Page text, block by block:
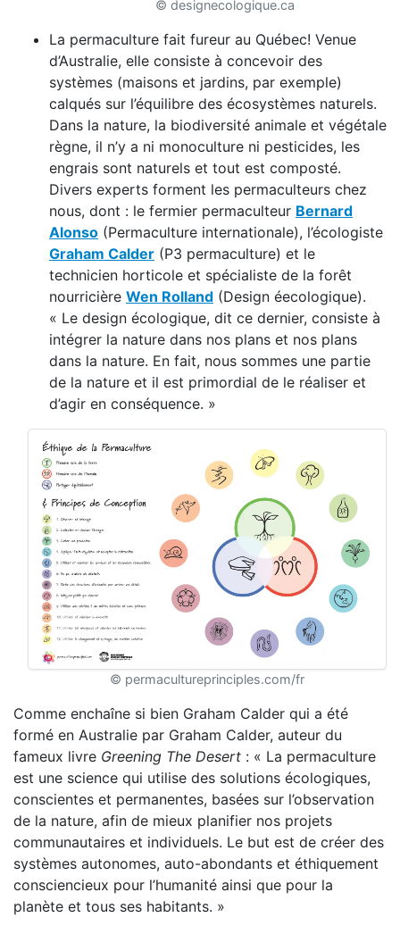
© designecologique.ca
La permaculture fait fureur au Québec! Venue
d’Australie, elle consiste à concevoir des
systèmes (maisons et jardins, par exemple)
calqués sur l’équilibre des écosystèmes naturels.
Dans la nature, la biodiversité animale et végétale
règne, il n’y a ni monoculture ni pesticides, les
engrais sont naturels et tout est composté.
Divers experts forment les permaculteurs chez
nous, dont : le fermier permaculteur Bernard
Alonso (Permaculture internationale), l’écologiste
Graham Calder (P3 permaculture) et le
technicien horticole et spécialiste de la forêt
nourricière Wen Rolland (Design éecologique).
« Le design écologique, dit ce dernier, consiste à
intégrer la nature dans nos plans et nos plans
dans la nature. En fait, nous sommes une partie
de la nature et il est primordial de le réaliser et
d’agir en conséquence. »
© permacultureprinciples.com/fr
Comme enchaîne si bien Graham Calder qui a été
formé en Australie par Graham Calder, auteur du
fameux livre Greening The Desert : « La permaculture
est une science qui utilise des solutions écologiques,
conscientes et permanentes, basées sur l’observation
de la nature, afin de mieux planifier nos projets
communautaires et individuels. Le but est de créer des
systèmes autonomes, auto-abondants et éthiquement
consciencieux pour l’humanité ainsi que pour la
planète et tous ses habitants. »